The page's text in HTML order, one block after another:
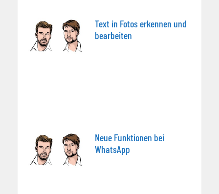
Text in Fotos erkennen und
bearbeiten
Neue Funktionen bei
WhatsApp